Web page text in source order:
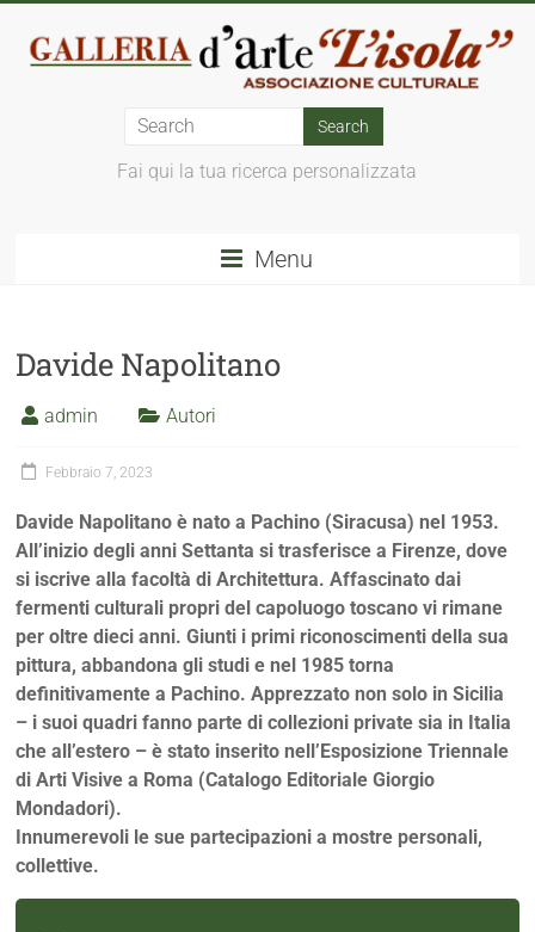
Fai qui la tua ricerca personalizzata
Menu
Davide Napolitano
admin Autori
Febbraio 7, 2023
Davide Napolitano è nato a Pachino (Siracusa) nel 1953.
All’inizio degli anni Settanta si trasferisce a Firenze, dove
si iscrive alla facoltà di Architettura. Affascinato dai
fermenti culturali propri del capoluogo toscano vi rimane
per oltre dieci anni. Giunti i primi riconoscimenti della sua
pittura, abbandona gli studi e nel 1985 torna
definitivamente a Pachino. Apprezzato non solo in Sicilia
– i suoi quadri fanno parte di collezioni private sia in Italia
che all’estero – è stato inserito nell’Esposizione Triennale
di Arti Visive a Roma (Catalogo Editoriale Giorgio
Mondadori).
Innumerevoli le sue partecipazioni a mostre personali,
collettive.